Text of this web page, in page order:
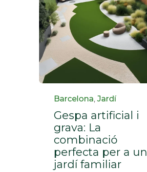
Categoria
Barcelona, Jardí
Gespa artificial i
grava: La
combinació
perfecta per a un
jardí familiar